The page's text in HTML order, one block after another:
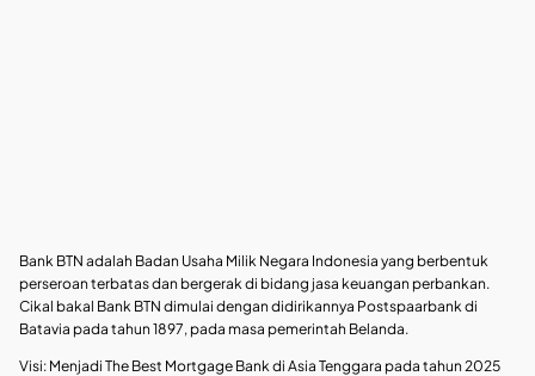
Bank BTN adalah Badan Usaha Milik Negara Indonesia yang berbentuk
perseroan terbatas dan bergerak di bidang jasa keuangan perbankan.
Cikal bakal Bank BTN dimulai dengan didirikannya Postspaarbank di
Batavia pada tahun 1897, pada masa pemerintah Belanda.
Visi: Menjadi The Best Mortgage Bank di Asia Tenggara pada tahun 2025